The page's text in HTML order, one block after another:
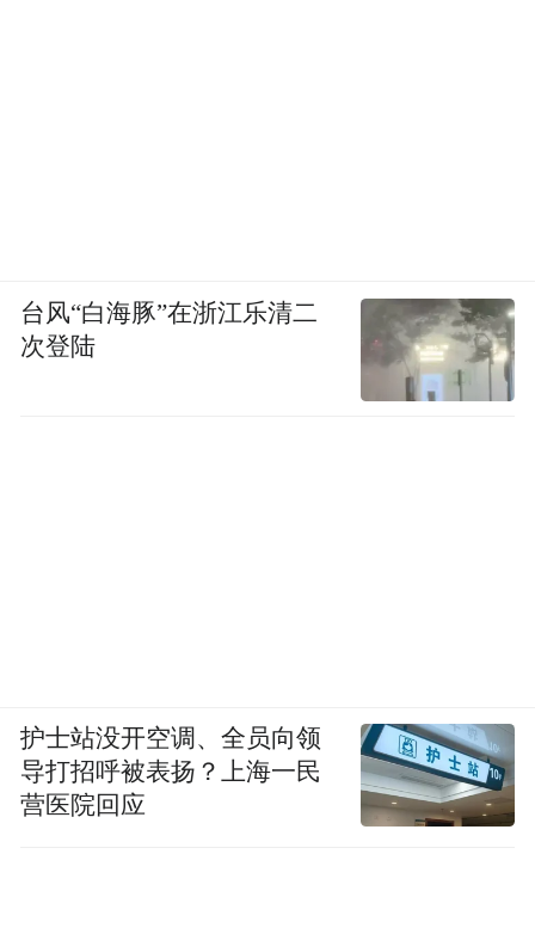
台风“白海豚”在浙江乐清二
次登陆
护士站没开空调、全员向领
导打招呼被表扬？上海一民
营医院回应